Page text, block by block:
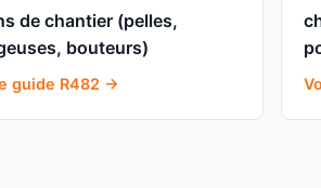
de chantier (pelles,
bouteurs)
guide R482 →